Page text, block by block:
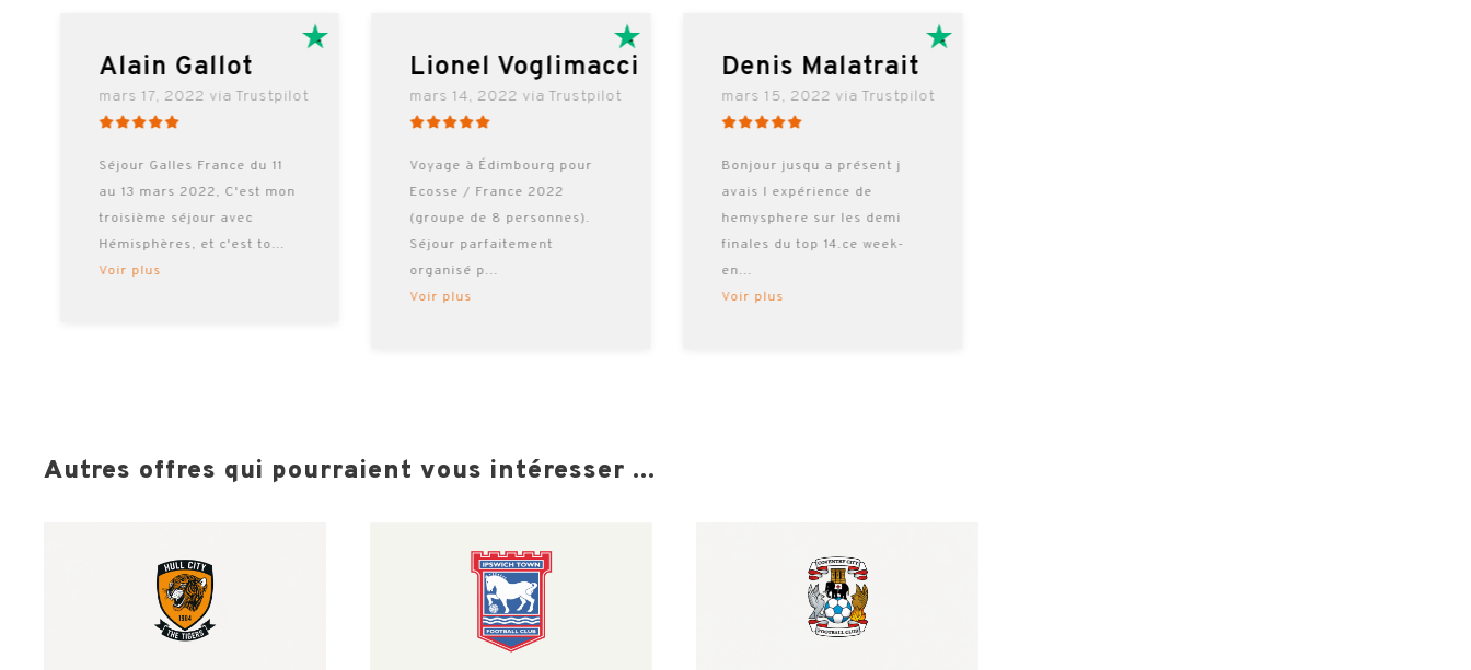
Alain Gallot
mars 17, 2022 via Trustpilot
Séjour Galles France du 11
au 13 mars 2022, C'est mon
troisième séjour avec
Hémisphères, et c'est to...
Voir plus
Lionel Voglimacci
mars 14, 2022 via Trustpilot
Voyage à Édimbourg pour
Ecosse / France 2022
(groupe de 8 personnes).
Séjour parfaitement
organisé p...
Voir plus
Denis Malatrait
mars 15, 2022 via Trustpilot
Bonjour jusqu a présent j
avais l expérience de
hemysphere sur les demi
finales du top 14.ce week-
en...
Voir plus
Autres offres qui pourraient vous intéresser ...